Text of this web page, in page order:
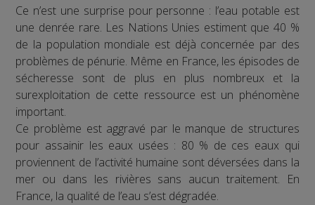
Ce n’est une surprise pour personne : l’eau potable est
une denrée rare. Les Nations Unies estiment que 40 %
de la population mondiale est déjà concernée par des
problèmes de pénurie. Même en France, les épisodes de
sécheresse sont de plus en plus nombreux et la
surexploitation de cette ressource est un phénomène
important.
Ce problème est aggravé par le manque de structures
pour assainir les eaux usées : 80 % de ces eaux qui
proviennent de l’activité humaine sont déversées dans la
mer ou dans les rivières sans aucun traitement. En
France, la qualité de l’eau s’est dégradée.